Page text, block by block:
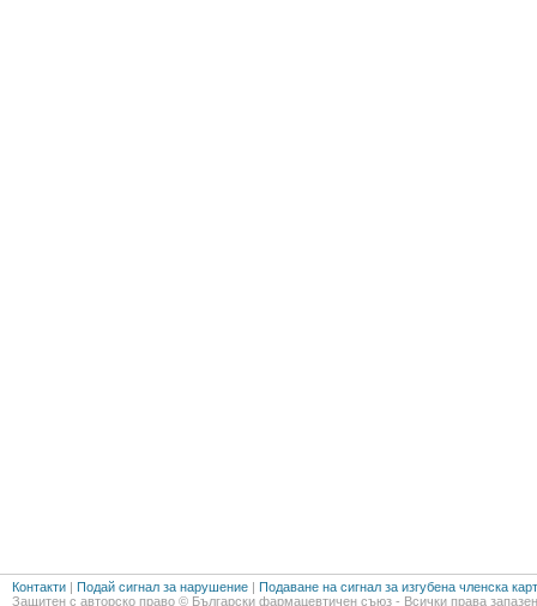
Контакти | Подай сигнал за нарушение | Подаване на сигнал за изгубена членска
Защитен с авторско право © Български фармацевтичен съюз - Всички права